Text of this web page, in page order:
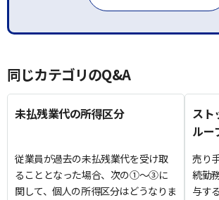
同じカテゴリのQ&A
未払残業代の所得区分
従業員が過去の未払残業代を受け取
ることとなった場合、次の①～③に
関して、個人の所得区分はどうなりま
スト
ルー
売り
続勤
与す